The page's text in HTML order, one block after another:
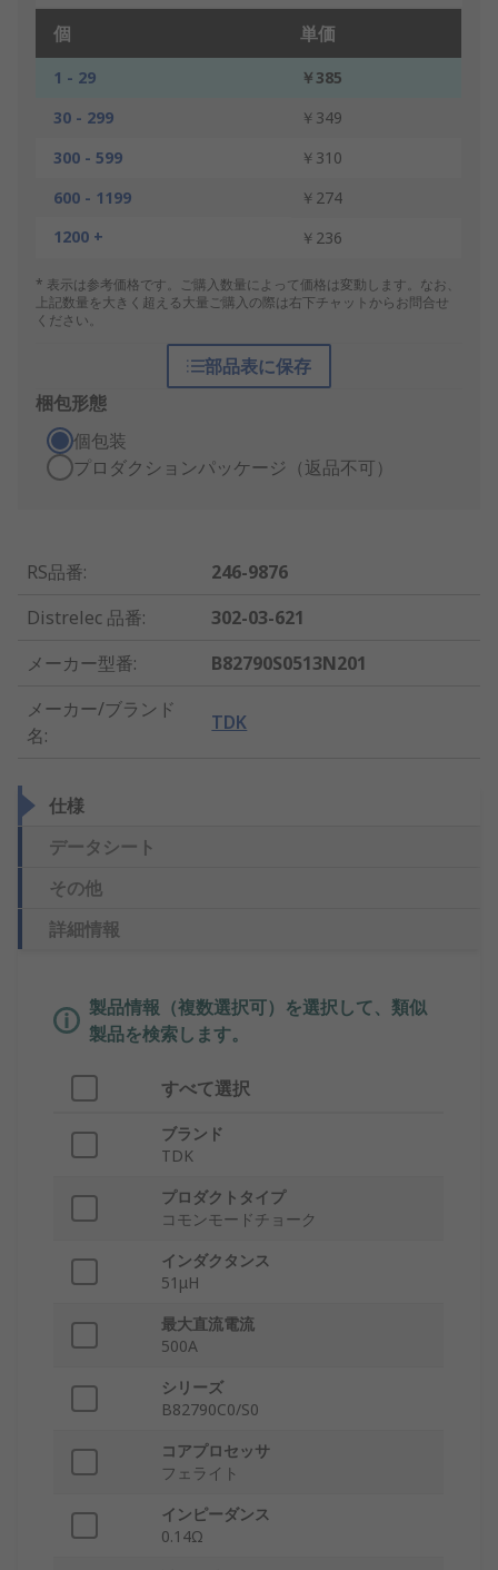
個 単価
1 - 29
￥385
30 - 299
￥349
300 - 599
￥310
600 - 1199
￥274
1200 +
￥236
* 表示は参考価格です。ご購入数量によって価格は変動します。なお、
上記数量を大きく超える大量ご購入の際は右下チャットからお問合せ
ください。
部品表に保存
梱包形態
個包装
プロダクションパッケージ（返品不可）
RS品番:
246-9876
Distrelec 品番:
302-03-621
メーカー型番:
B82790S0513N201
メーカー/ブランド
名:
TDK
仕様
データシート
その他
詳細情報
製品情報（複数選択可）を選択して、類似
製品を検索します。
すべて選択
ブランド
TDK
プロダクトタイプ
コモンモードチョーク
インダクタンス
51μH
最大直流電流
500A
シリーズ
B82790C0/S0
コアプロセッサ
フェライト
インピーダンス
0.14Ω